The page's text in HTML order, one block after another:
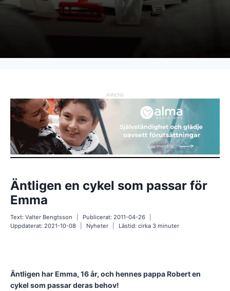
ANNONS
Äntligen en cykel som passar för
Emma
Text: Valter Bengtsson Publicerat: 2011-04-26
Uppdaterat: 2021-10-08 Nyheter Lästid: cirka 3minuter
Äntligen har Emma, 16 år, och hennes pappa Robert en
cykel som passar deras behov!